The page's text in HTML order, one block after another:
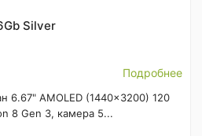
Silver
Подробнее
6.67" AMOLED (1440x3200) 120
8 Gen 3, камера 5...